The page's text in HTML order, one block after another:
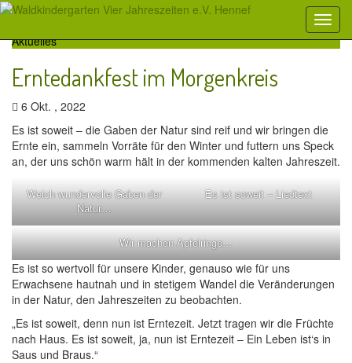
Aktuelles
Erntedankfest im Morgenkreis
6 Okt. , 2022
Es ist soweit – die Gaben der Natur sind reif und wir bringen die
Ernte ein, sammeln Vorräte für den Winter und futtern uns Speck
an, der uns schön warm hält in der kommenden kalten Jahreszeit.
Welch wundervolle Gaben der
Natur…
Es ist soweit – Liedtext
Wir machen Apfelringe…
Es ist so wertvoll für unsere Kinder, genauso wie für uns
Erwachsene hautnah und in stetigem Wandel die Veränderungen
in der Natur, den Jahreszeiten zu beobachten.
„Es ist soweit, denn nun ist Erntezeit. Jetzt tragen wir die Früchte
nach Haus. Es ist soweit, ja, nun ist Erntezeit – Ein Leben ist‘s in
Saus und Braus.“